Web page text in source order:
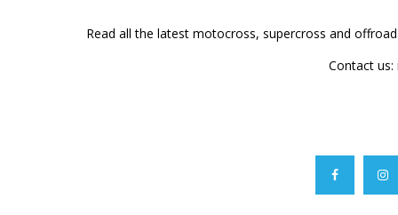
Read all the latest motocross, supercross and
Contact us: